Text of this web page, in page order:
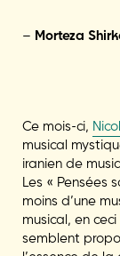
– Morteza
Ce mois-ci,
musical
iranien de
Les « Pensées
moins d’une
musical, en
semblent